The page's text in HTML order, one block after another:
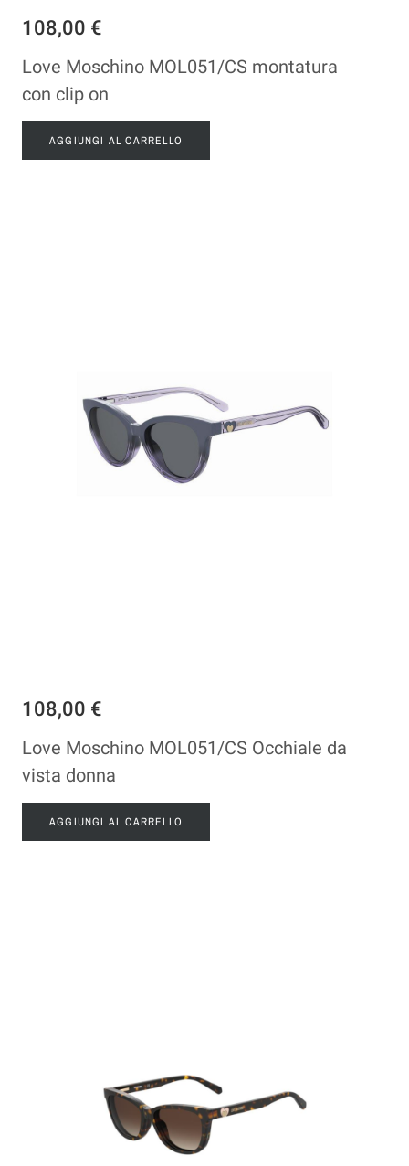
108,00 €
Love Moschino MOL051/CS montatura
con clip on
AGGIUNGI AL CARRELLO
108,00 €
Love Moschino MOL051/CS Occhiale da
vista donna
AGGIUNGI AL CARRELLO